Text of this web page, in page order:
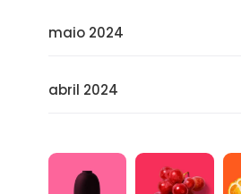
maio 2024
abril 2024